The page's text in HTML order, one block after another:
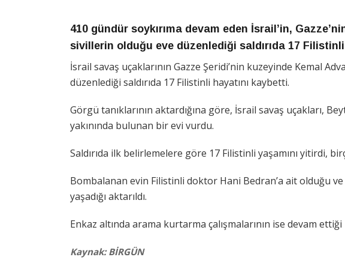
410 gündür soykırıma devam eden İsrail’in,
sivillerin olduğu eve düzenlediği saldırıda 17
İsrail savaş uçaklarının Gazze Şeridi’nin kuzeyinde Kemal
düzenlediği saldırıda 17 Filistinli hayatını kaybetti.
Görgü tanıklarının aktardığına göre, İsrail savaş uçakları,
yakınında bulunan bir evi vurdu.
Saldırıda ilk belirlemelere göre 17 Filistinli yaşamını yitirdi,
Bombalanan evin Filistinli doktor Hani Bedran’a ait olduğu
yaşadığı aktarıldı.
Enkaz altında arama kurtarma çalışmalarının ise devam
Kaynak: BİRGÜN